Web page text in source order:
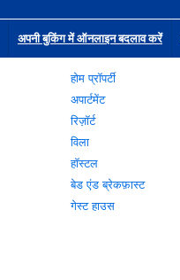
अपनी बुकिंग में ऑनलाइन बदलाव करें
होम प्रॉपर्टी
अपार्टमेंट
रिज़ॉर्ट
विला
हॉस्टल
बेड एंड ब्रेकफ़ास्ट
गेस्ट हाउस